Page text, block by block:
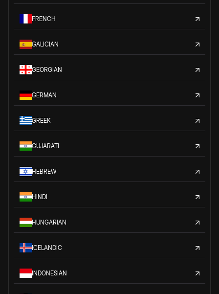
FRENCH
GALICIAN
GEORGIAN
GERMAN
GREEK
GUJARATI
HEBREW
HINDI
HUNGARIAN
ICELANDIC
INDONESIAN